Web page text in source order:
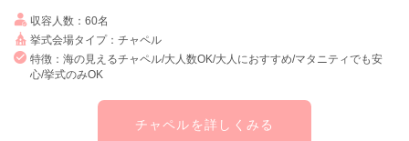
収容人数：60名
挙式会場タイプ：チャペル
特徴：海の見えるチャペル/大人数OK/大人におすすめ/マタニティでも安
心/挙式のみOK
チャペルを詳しくみる